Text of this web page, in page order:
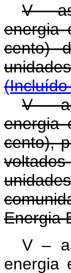
V -
energia
cento)
(Incluído
V –
energia
cento),
V –
energia